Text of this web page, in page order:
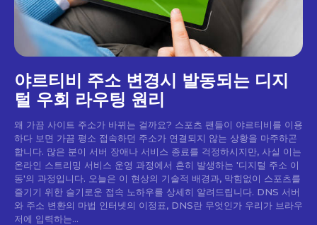
야르티비 주소 변경시 발동되는 디지
털 우회 라우팅 원리
왜 가끔 사이트 주소가 바뀌는 걸까요? 스포츠 팬들이 야르티비를 이용
하다 보면 가끔 평소 접속하던 주소가 연결되지 않는 상황을 마주하곤
합니다. 많은 분이 서버 장애나 서비스 종료를 걱정하시지만, 사실 이는
온라인 스트리밍 서비스 운영 과정에서 흔히 발생하는 '디지털 주소 이
동'의 과정입니다. 오늘은 이 현상의 기술적 배경과, 막힘없이 스포츠를
즐기기 위한 슬기로운 접속 노하우를 상세히 알려드립니다. DNS 서버
와 주소 변환의 마법 인터넷의 이정표, DNS란 무엇인가 우리가 브라우
저에 입력하는...